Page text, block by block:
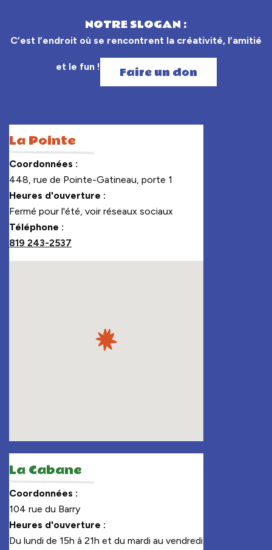
NOTRE SLOGAN :
C’est l’endroit où se rencontrent la créativité, l’amitié
et le fun ! Faire un don
La Pointe
Coordonnées :
448, rue de Pointe-Gatineau, porte 1
Heures d'ouverture :
Fermé pour l'été, voir réseaux sociaux
Téléphone :
819 243-2537
La Cabane
Coordonnées :
104 rue du Barry
Heures d'ouverture :
Du lundi de 15h à 21h et du mardi au vendredi